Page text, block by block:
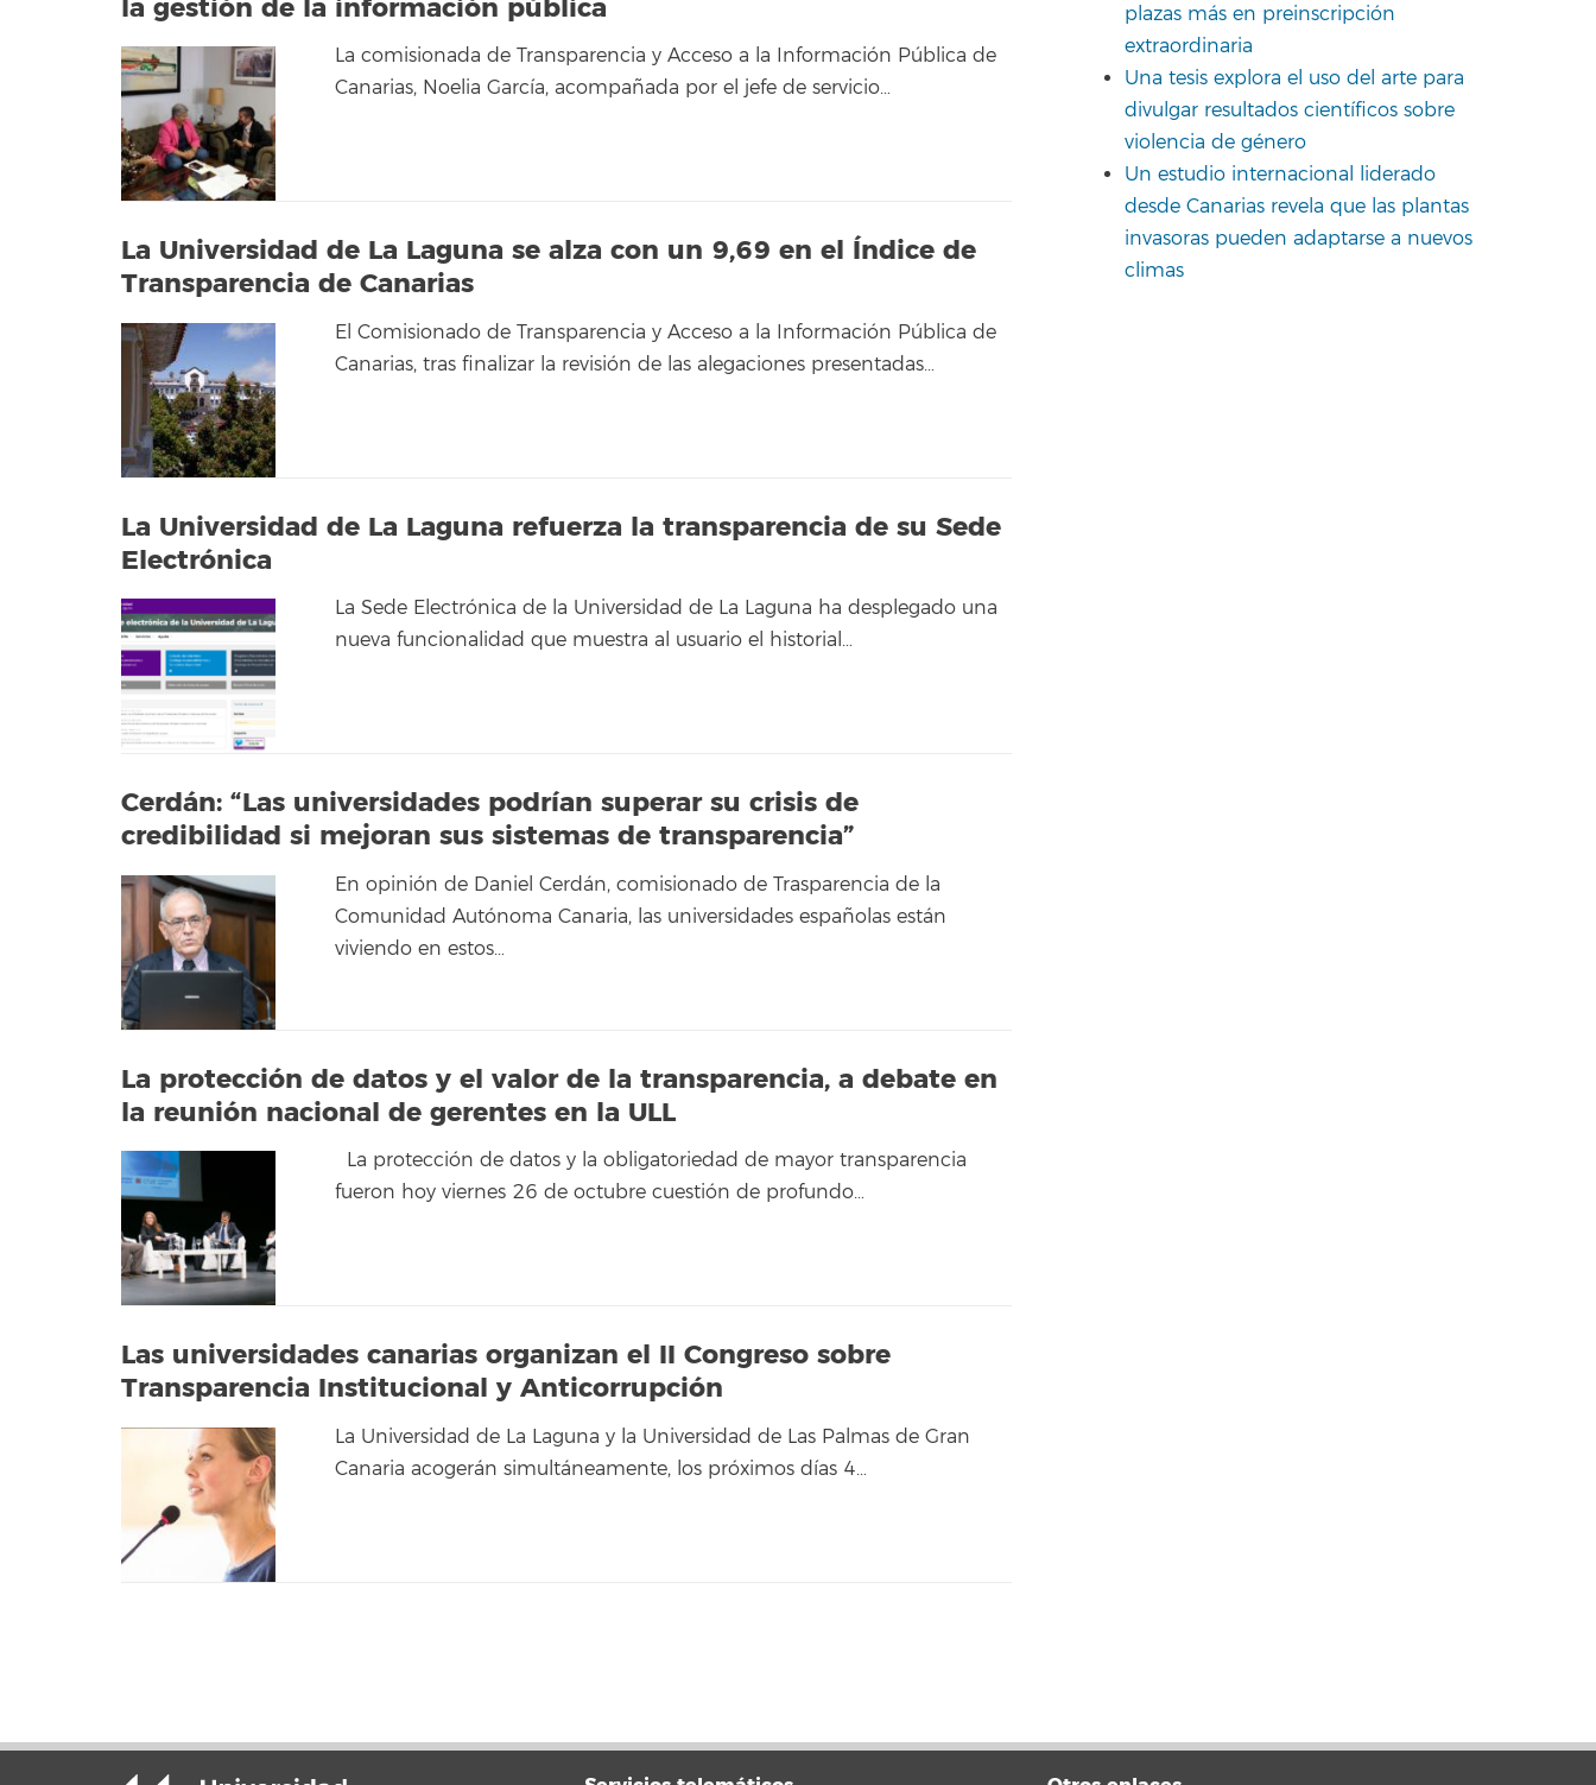
la gestión de la información pública
La comisionada de Transparencia y Acceso a la Información Pública de
Canarias, Noelia García, acompañada por el jefe de servicio…
La Universidad de La Laguna se alza con un 9,69 en el Índice de
Transparencia de Canarias
El Comisionado de Transparencia y Acceso a la Información Pública de
Canarias, tras finalizar la revisión de las alegaciones presentadas…
La Universidad de La Laguna refuerza la transparencia de su Sede
Electrónica
La Sede Electrónica de la Universidad de La Laguna ha desplegado una
nueva funcionalidad que muestra al usuario el historial…
Cerdán: “Las universidades podrían superar su crisis de
credibilidad si mejoran sus sistemas de transparencia”
En opinión de Daniel Cerdán, comisionado de Trasparencia de la
Comunidad Autónoma Canaria, las universidades españolas están
viviendo en estos…
La protección de datos y el valor de la transparencia, a debate en
la reunión nacional de gerentes en la ULL
La protección de datos y la obligatoriedad de mayor transparencia
fueron hoy viernes 26 de octubre cuestión de profundo…
Las universidades canarias organizan el II Congreso sobre
Transparencia Institucional y Anticorrupción
La Universidad de La Laguna y la Universidad de Las Palmas de Gran
Canaria acogerán simultáneamente, los próximos días 4…
plazas más en preinscripción
extraordinaria
Una tesis explora el uso del arte para
divulgar resultados científicos sobre
violencia de género
Un estudio internacional liderado
desde Canarias revela que las plantas
invasoras pueden adaptarse a nuevos
climas